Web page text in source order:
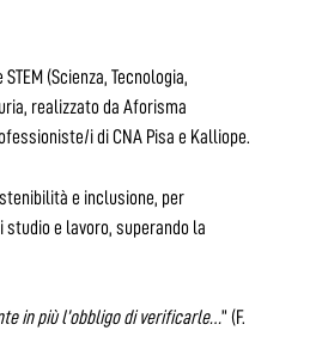
(Scienza, Tecnologia,
realizzato da Aforisma
i di CNA Pisa e Kalliope.
e inclusione, per
e lavoro, superando la
in più l’obbligo di verificarle…” (F.